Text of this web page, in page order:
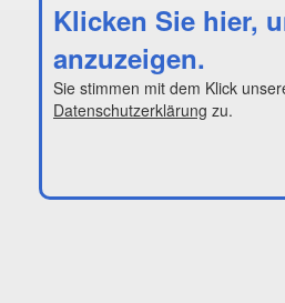
Klicken Sie hier,
anzuzeigen.
Sie stimmen mit dem Klick
Datenschutzerklärung zu.